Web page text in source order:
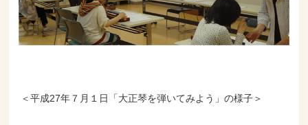
＜平成27年７月１日「大正琴を弾いてみよう」の様子＞